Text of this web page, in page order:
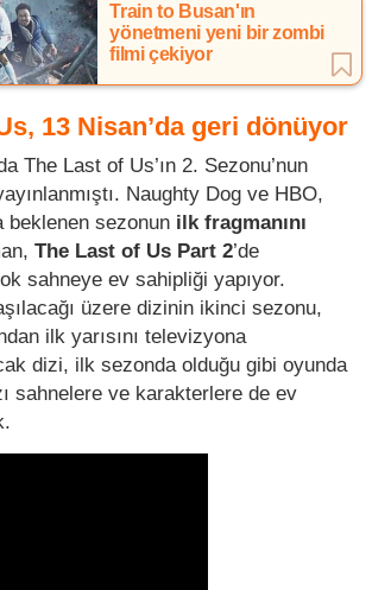
Train to Busan'ın
yönetmeni yeni bir zombi
filmi çekiyor
13 Nisan’da geri dönüyor
The Last of Us’ın 2. Sezonu’nun
Naughty Dog ve HBO,
beklenen sezonun ilk fragmanını
The Last of Us Part 2’de
sahneye ev sahipliği yapıyor.
üzere dizinin ikinci sezonu,
ilk yarısını televizyona
dizi, ilk sezonda olduğu gibi oyunda
sahnelere ve karakterlere de ev